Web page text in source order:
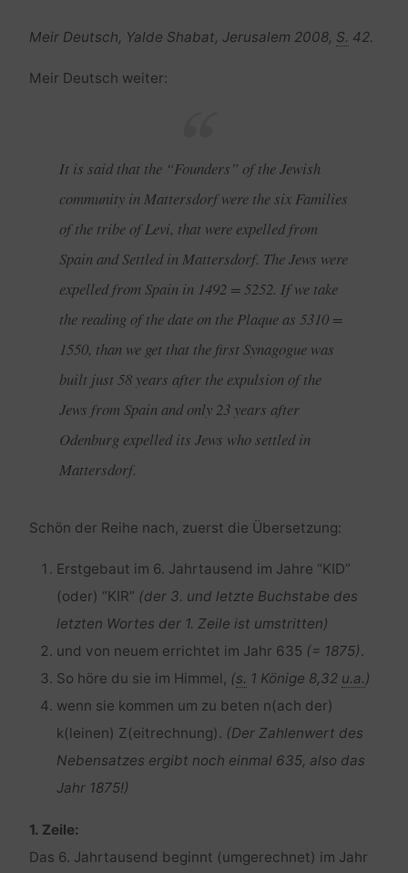
Meir Deutsch, Yalde Shabat, Jerusalem 2008, S. 42.
Meir Deutsch weiter:
It is said that the “Founders” of the Jewish
community in Mattersdorf were the six Families
of the tribe of Levi, that were expelled from
Spain and Settled in Mattersdorf. The Jews were
expelled from Spain in 1492 = 5252. If we take
the reading of the date on the Plaque as 5310 =
1550, than we get that the first Synagogue was
built just 58 years after the expulsion of the
Jews from Spain and only 23 years after
Odenburg expelled its Jews who settled in
Mattersdorf.
Schön der Reihe nach, zuerst die Übersetzung:
Erstgebaut im 6. Jahrtausend im Jahre “KID”
(oder) “KIR” (der 3. und letzte Buchstabe des
letzten Wortes der 1. Zeile ist umstritten)
und von neuem errichtet im Jahr 635 (= 1875).
So höre du sie im Himmel, (s. 1 Könige 8,32 u.a.)
wenn sie kommen um zu beten n(ach der)
k(leinen) Z(eitrechnung). (Der Zahlenwert des
Nebensatzes ergibt noch einmal 635, also das
Jahr 1875!)
1. Zeile:
Das 6. Jahrtausend beginnt (umgerechnet) im Jahr